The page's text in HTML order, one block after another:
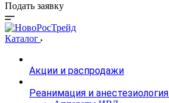
Подать заявку
Каталог
Акции и распродажи
Реанимация и анестезиология